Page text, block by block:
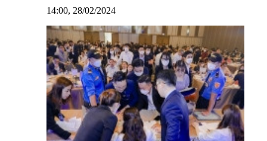
14:00, 28/02/2024